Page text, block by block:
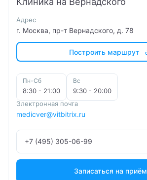
Адрес
г. Москва, пр-т Вернадского, д. 78
Построить маршрут
Пн-Сб
8:30 - 21:00
Вс
9:30 - 20:00
Электронная почта
medicver@vitbitrix.ru
+7 (495) 305-06-99
Записаться на приём
Гинеколог-эндокринолог
Гинекология
Гипнолог
Гирудотерапевт
Гнатолог
Гомеопат
Дерматовенеролог